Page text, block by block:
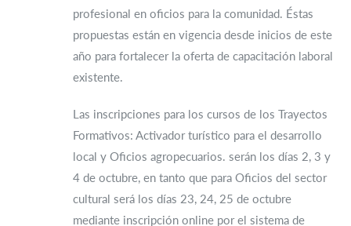
profesional en oficios para la comunidad. Éstas
propuestas están en vigencia desde inicios de este
año para fortalecer la oferta de capacitación laboral
existente.
Las inscripciones para los cursos de los Trayectos
Formativos: Activador turístico para el desarrollo
local y Oficios agropecuarios. serán los días 2, 3 y
4 de octubre, en tanto que para Oficios del sector
cultural será los días 23, 24, 25 de octubre
mediante inscripción online por el sistema de